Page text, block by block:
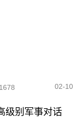
02-10
级别军事对话